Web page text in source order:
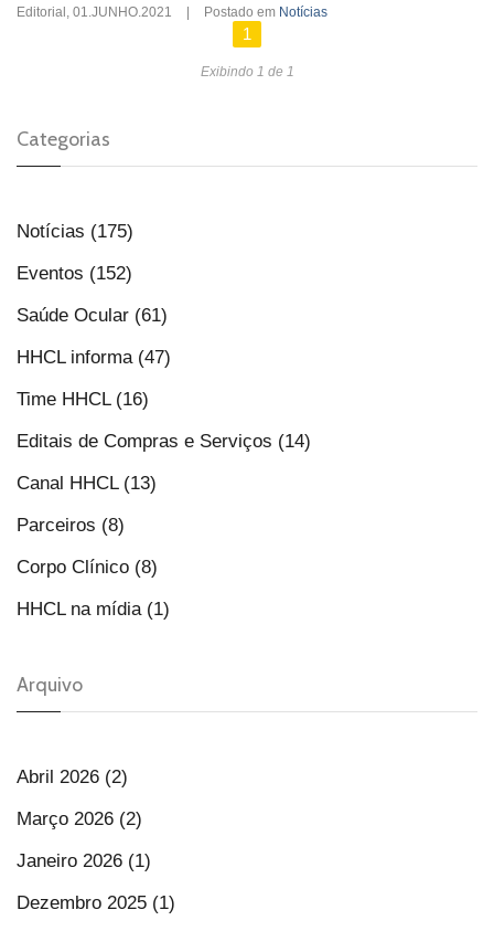
Editorial , 01.JUNHO.2021 Postado em Notícias
1
Exibindo 1 de 1
Categorias
Notícias (175)
Eventos (152)
Saúde Ocular (61)
HHCL informa (47)
Time HHCL (16)
Editais de Compras e Serviços (14)
Canal HHCL (13)
Parceiros (8)
Corpo Clínico (8)
HHCL na mídia (1)
Arquivo
Abril 2026 (2)
Março 2026 (2)
Janeiro 2026 (1)
Dezembro 2025 (1)